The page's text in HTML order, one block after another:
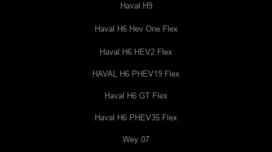
Haval H9
Haval H6 Hev One Flex
Haval H6 HEV2 Flex
HAVAL H6 PHEV19 Flex
Haval H6 GT Flex
Haval H6 PHEV35 Flex
Wey 07